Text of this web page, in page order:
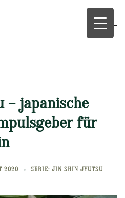
– japanische
für
2020 SERIE: JIN SHIN JYUTSU